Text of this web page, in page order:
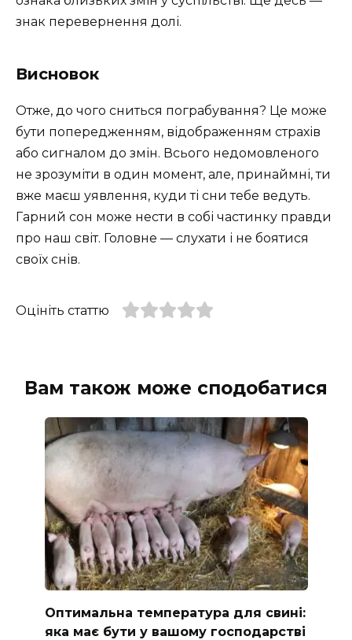
знак перевернення долі.
Висновок
Отже, до чого сниться пограбування? Це може
бути попередженням, відображенням страхів
або сигналом до змін. Всього недомовленого
не зрозуміти в один момент, але, принаймні, ти
вже маєш уявлення, куди ті сни тебе ведуть.
Гарний сон може нести в собі частинку правди
про наш світ. Головне — слухати і не боятися
своїх снів.
Оцініть статтю
Вам також може сподобатися
Оптимальна температура для свині:
яка має бути у вашому господарстві